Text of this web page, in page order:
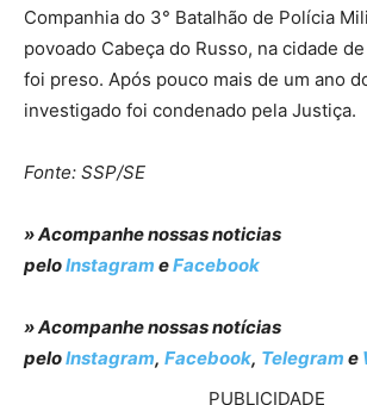
Companhia do 3° Batalhão de Polícia
povoado Cabeça do Russo, na cidade
foi preso. Após pouco mais de um ano
investigado foi condenado pela Justiça.
Fonte: SSP/SE
» Acompanhe nossas noticias
peloInstagram eFacebook
» Acompanhe nossas notícias
peloInstagram, Facebook, Telegram e
PUBLICIDADE